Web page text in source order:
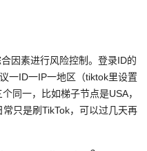
因素进行风险控制。登录ID的
一ID一IP一地区（tiktok里设置
同一，比如梯子节点是USA，
只是刷TikTok，可以过几天再